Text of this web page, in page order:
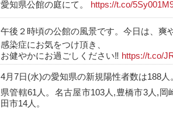
愛知県公館の庭にて。
https://t.co/
午後２時頃の公館の風景です。今日は、爽
感染症にお気をつけ頂き、
お健やかにお過ごしください‼️ https://t.co/
4月7日(水)の愛知県の新規陽性者数は188人
県管轄61人。名古屋市103人,豊橋市3人,岡
田市14人。